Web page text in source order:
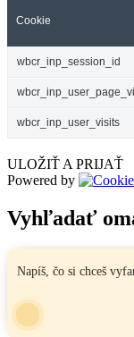
Cookie
wbcr_inp_session_id
wbcr_inp_user_visits
ULOŽIŤ A PRIJAŤ
Powered by
Vyhľadať